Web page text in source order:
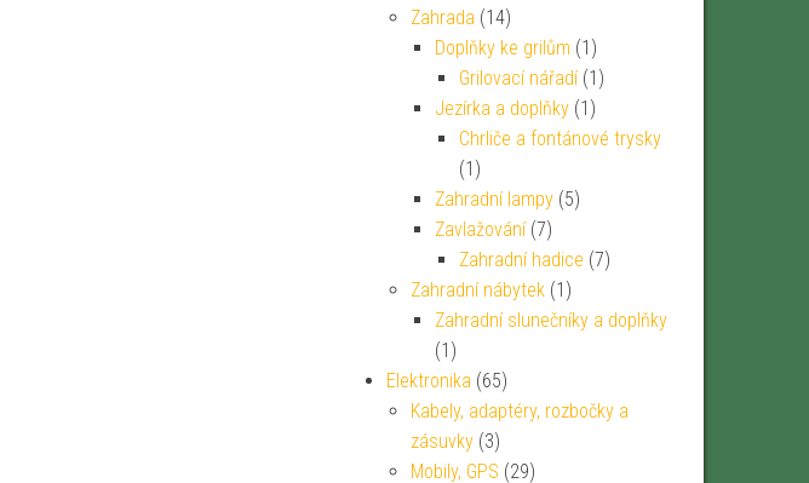
Zahrada (14)
Doplňky ke grilům (1)
Grilovací nářadí (1)
Jezírka a doplňky (1)
Chrliče a fontánové trysky
(1)
Zahradní lampy (5)
Zavlažování (7)
Zahradní hadice (7)
Zahradní nábytek (1)
Zahradní slunečníky a doplňky
(1)
Elektronika (65)
Kabely, adaptéry, rozbočky a
zásuvky (3)
Mobily, GPS (29)